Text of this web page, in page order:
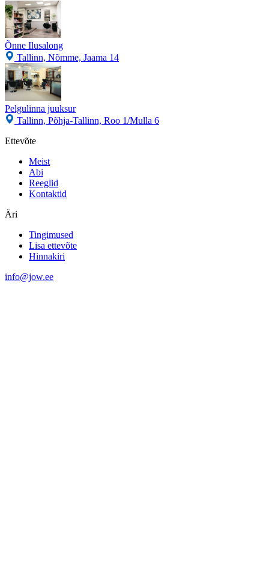
Õnne Ilusalong
Tallinn, Nõmme, Jaama 14
Pelgulinna juuksur
Tallinn, Põhja-Tallinn, Roo 1/Mulla 6
Ettevõte
Meist
Abi
Reeglid
Kontaktid
Äri
Tingimused
Lisa ettevõte
Hinnakiri
info@jow.ee